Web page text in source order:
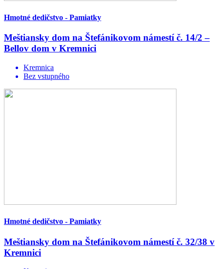
Hmotné dedičstvo - Pamiatky
Meštiansky dom na Štefánikovom námestí č. 14/2 –
Bellov dom v Kremnici
Kremnica
Bez vstupného
Hmotné dedičstvo - Pamiatky
Meštiansky dom na Štefánikovom námestí č. 32/38 v
Kremnici